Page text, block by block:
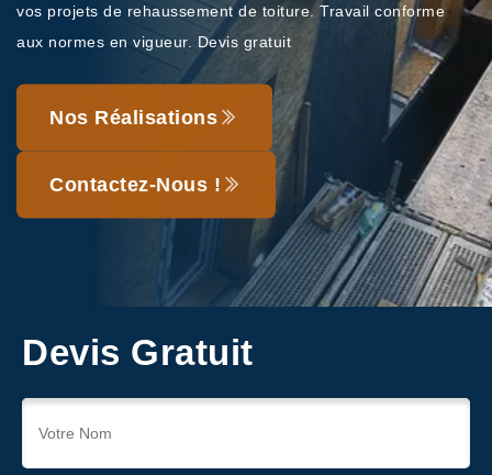
vos projets de rehaussement de toiture. Travail conforme
aux normes en vigueur. Devis gratuit
Nos Réalisations
Contactez-Nous !
Devis Gratuit